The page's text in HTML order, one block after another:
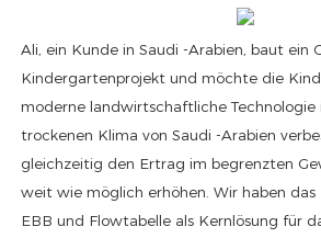
Ali, ein Kunde in Saudi -Arabien, baut ein
Kindergartenprojekt und möchte die
moderne landwirtschaftliche Technologie
trockenen Klima von Saudi -Arabien
gleichzeitig den Ertrag im begrenzten
weit wie möglich erhöhen. Wir haben das
EBB und Flowtabelle als Kernlösung für